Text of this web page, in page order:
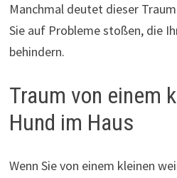
Manchmal deutet dieser
Sie auf Probleme stoßen, die
behindern.
Traum von einem
Hund im Haus
Wenn Sie von einem kleinen